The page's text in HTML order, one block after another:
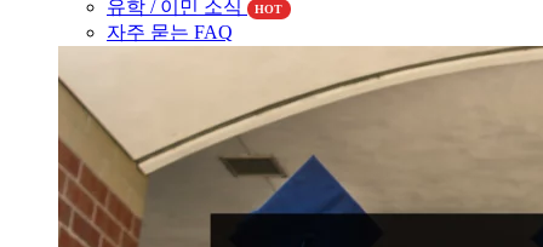
SOL 소식
SOL 소식